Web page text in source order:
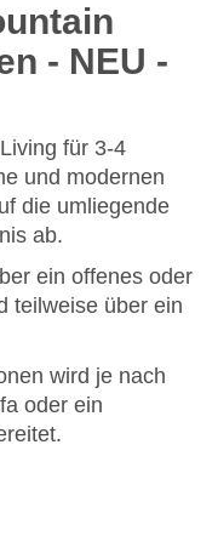
- NEU -
für 3-4
und modernen
die umliegende
ab.
ein offenes oder
teilweise über ein
wird je nach
oder ein